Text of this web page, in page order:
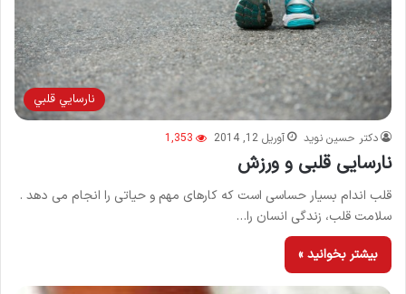
نارسايي قلبي
دکتر حسین نوید آوریل 12, 2014 1,353
نارسایی قلبی و ورزش
قلب اندام بسیار حساسی است که کارهای مهم و حیاتی را انجام می دهد .
سلامت قلب، زندگی انسان را…
بیشتر بخوانید »